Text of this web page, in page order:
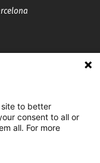
to better
consent to all or
all. For more